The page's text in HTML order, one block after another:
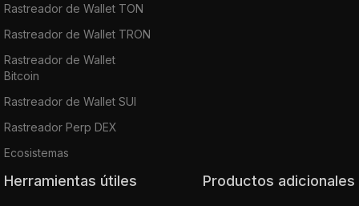
Rastreador de Wallet TON
Rastreador de Wallet TRON
Rastreador de Wallet
Bitcoin
Rastreador de Wallet SUI
Rastreador Perp DEX
Ecosistemas
Herramientas útiles Productos adicionales